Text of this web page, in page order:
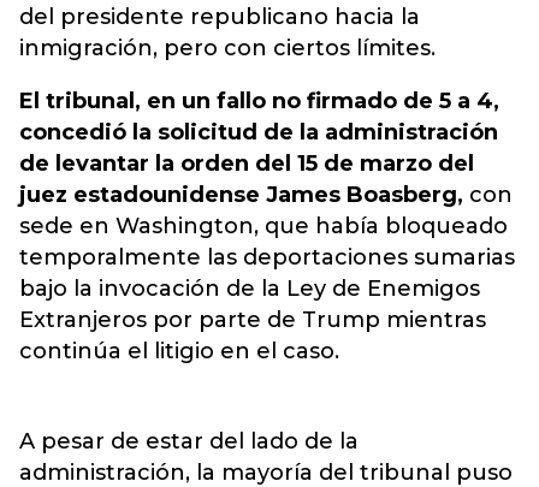
del presidente republicano hacia la
inmigración, pero con ciertos límites.
El tribunal, en un fallo no firmado de 5 a 4,
concedió la solicitud de la administración
de levantar la orden del 15 de marzo del
juez estadounidense James Boasberg, con
sede en Washington, que había bloqueado
temporalmente las deportaciones sumarias
bajo la invocación de la Ley de Enemigos
Extranjeros por parte de Trump mientras
continúa el litigio en el caso.
A pesar de estar del lado de la
administración, la mayoría del tribunal puso